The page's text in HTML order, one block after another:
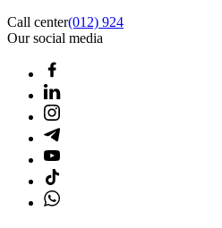
Call center(012) 924
Our social media